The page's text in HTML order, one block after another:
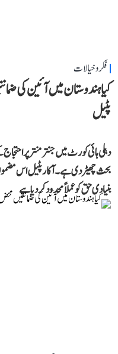
فکر و خیالات
کیا ہندوستان میں آئین کی
پٹیل
دہلی ہائی کورٹ میں جنتر منتر پر
بحث چھیڑ دی ہے۔ آکار پٹیل اس
بنیادی حق کو عملاً محدود کر دیا ہے